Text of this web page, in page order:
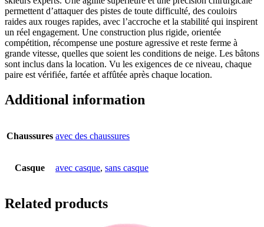
permettent d’attaquer des pistes de toute difficulté, des couloirs
raides aux rouges rapides, avec l’accroche et la stabilité qui inspirent
un réel engagement. Une construction plus rigide, orientée
compétition, récompense une posture agressive et reste ferme à
grande vitesse, quelles que soient les conditions de neige. Les bâtons
sont inclus dans la location. Vu les exigences de ce niveau, chaque
paire est vérifiée, fartée et affûtée après chaque location.
Additional information
Chaussures avec des chaussures
Casque avec casque, sans casque
Related products